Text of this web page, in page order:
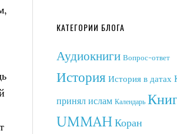
КАТЕГОРИИ БЛОГА
Аудиокниги Вопрос-ответ
История История в датах
принял ислам Календарь
UMMAH Коран